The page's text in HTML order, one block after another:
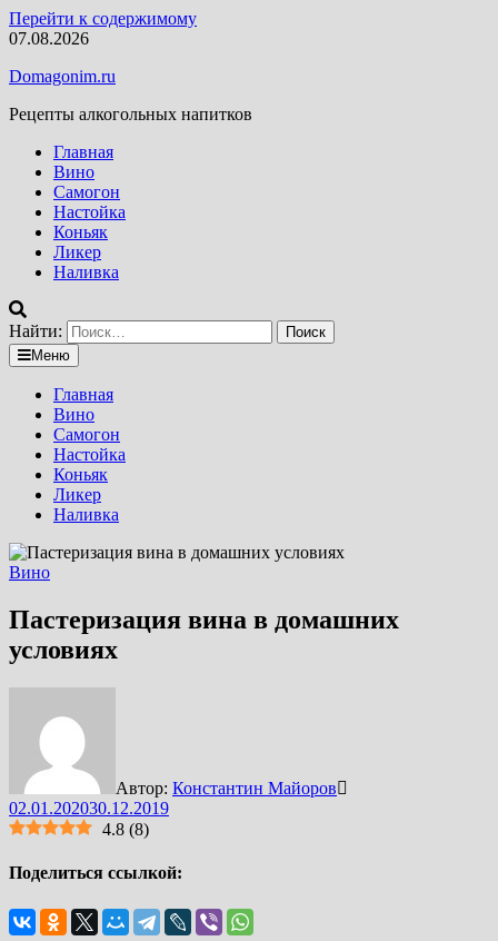
Перейти к содержимому
07.08.2026
Domagonim.ru
Рецепты алкогольных напитков
Главная
Вино
Самогон
Настойка
Коньяк
Ликер
Наливка
Найти:
Меню
Главная
Вино
Самогон
Настойка
Коньяк
Ликер
Наливка
Вино
Пастеризация вина в домашних
условиях
Автор: Константин Майоров
02.01.202030.12.2019
4.8 (8)
Поделиться ссылкой: